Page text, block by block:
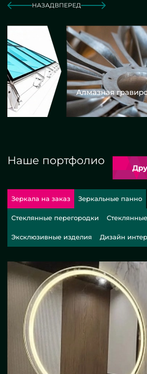
НАЗАДВПЕРЕД
Алмазная гравировка
Наше портфолио
Зеркала на заказ Зеркальные панно
Стеклянные перегородки
Эксклюзивные изделия Дизайн